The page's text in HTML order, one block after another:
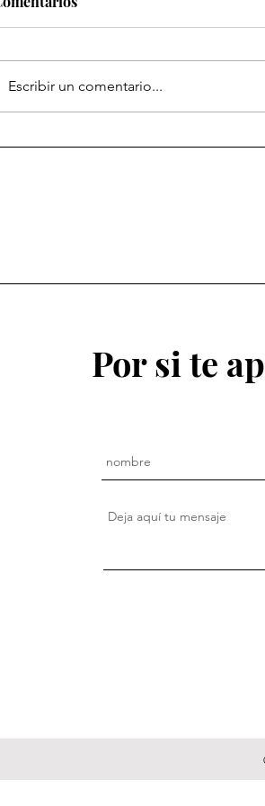
Escribir un comentario...
Por si te